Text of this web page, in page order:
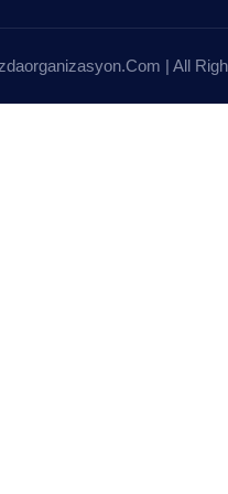
| All